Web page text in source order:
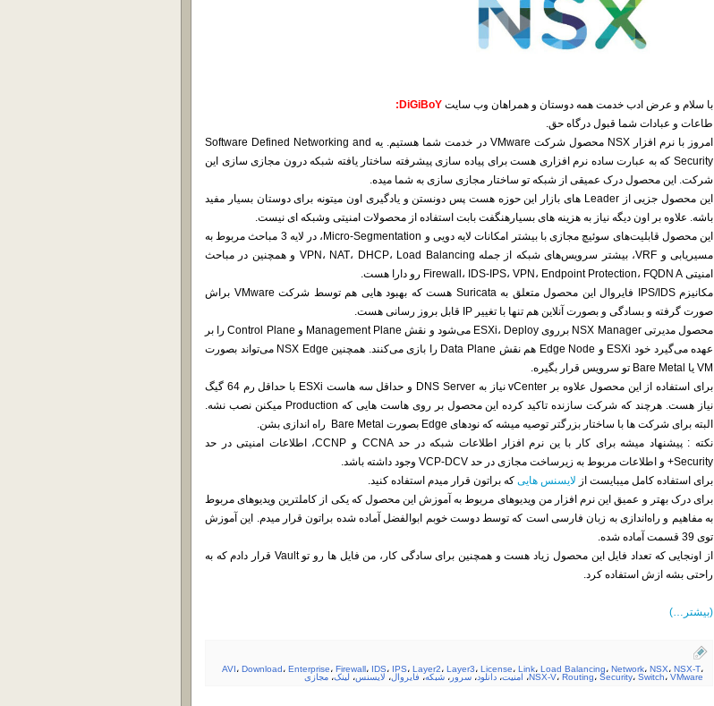
با سلام و عرض ادب خدمت همه دوستان و همراهان وب سایت
طاعات و عبادات شما قبول درگاه حق.
امروز با نرم افزار NSX محصول شرکت VMware در خدمت شما هستیم. یه Software Defined Networking and
Security که به عبارت ساده نرم افزاری هست برای پیاده سازی پیشرفته ساختار یافته شبکه درون مجازی سازی این
شرکت. این محصول درک عمیقی از شبکه تو ساختار مجازی سازی به شما میده.
این محصول جزیی از Leader های بازار این حوزه هست پس دونستن و یادگیری اون میتونه برای دوستان بسیار مفید
باشه. علاوه بر اون دیگه نیاز به هزینه های بسیارهنگفت بابت استفاده از محصولات امنیتی وشبکه ای نیست.
این محصول قابلیت‌های سوئیچ مجازی با بیشتر امکانات لایه دویی و Micro-Segmentation، در لایه 3 مباحث مربوط به
مسیریابی و VRF، بیشتر سرویس‌های شبکه از جمله VPN، NAT، DHCP، Load Balancing و همچنین در مباحث
امنیتی Firewall، IDS-IPS، VPN، Endpoint Protection، FQDN A رو دارا هست.
مکانیزم IPS/IDS فایروال این محصول متعلق به Suricata هست که بهبود هایی هم توسط شرکت VMware براش
صورت گرفته و بسادگی و بصورت آنلاین هم تنها با تغییر IP قابل بروز رسانی هست.
محصول مدیرتی NSX Manager برروی ESXi، Deploy می‌شود و نقش Management Plane و Control Plane را بر
عهده می‌گیرد خود ESXi و Edge Node هم نقش Data Plane را بازی می‌کنند. همچنین NSX Edge می‌تواند بصورت
VM یا Bare Metal تو سرویس قرار بگیره.
برای استفاده از این محصول علاوه بر vCenter نیاز به DNS Server و حداقل سه هاست ESXi با حداقل رم 64 گیگ
نیاز هست. هرچند که شرکت سازنده تاکید کرده این محصول بر روی هاست هایی که Production میکنن نصب نشه.
البته برای شرکت ها با ساختار بزرگتر توصیه میشه که نودهای Edge بصورت Bare Metal راه اندازی بشن.
نکته : پیشنهاد میشه برای کار با ین نرم افزار اطلاعات شبکه در حد CCNA و CCNP، اطلاعات امنیتی در حد
Security+ و اطلاعات مربوط به زیرساخت مجازی در حد VCP-DCV وجود داشته باشد.
برای استفاده کامل میبایست از لایسنس هایی که براتون قرار میدم استفاده کنید.
برای درک بهتر و عمیق این نرم افزار من ویدیوهای مربوط به آموزش این محصول که یکی از کاملترین ویدیوهای مربوط
به مفاهیم و راه‌اندازی به زبان فارسی است که توسط دوست خوبم ابوالفضل آماده شده براتون قرار میدم. این آموزش
توی 39 قسمت آماده شده.
از اونجایی که تعداد فایل این محصول زیاد هست و همچنین برای سادگی کار، من فایل ها رو تو Vault قرار دادم که به
راحتی بشه ازش استفاده کرد.
(بیشتر…)
AVI، Download، Enterprise، Firewall، IDS، IPS، Layer2، Layer3، License، Link، Load Balancing، Network، NSX، NSX-T،
NSX-V، Routing، Security، Switch، VMware ، امنیت، دانلود، سرور ، شبکه، فایروال، لایسنس، لینک، مجازی